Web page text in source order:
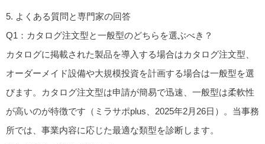
5. よくある質問と専門家の回答
Q1：カタログ注文型と一般型のどちらを選ぶべき？
カタログに掲載された製品を導入する場合はカタログ注文型、
オーダーメイド設備や大規模投資を計画する場合は一般型を選
びます。カタログ注文型は申請が簡易で迅速、一般型は柔軟性
が高いのが特徴です（ミラサポplus、2025年2月26日）。当事務
所では、事業内容に応じた最適な類型を診断します。